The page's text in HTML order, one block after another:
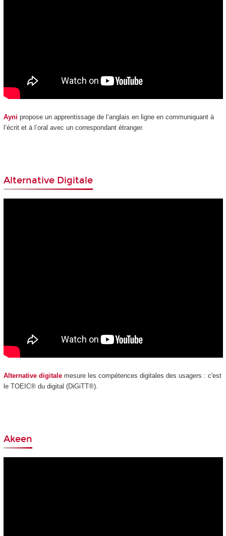
Ayni propose un apprentissage de l’anglais en ligne en communiquant à
l’écrit et à l’oral avec un correspondant étranger.
Alternative Digitale
Alternative digitalemesure les compétences digitales des usagers : c'est
le TOEIC® du digital (DiGiTT®).
Akeen